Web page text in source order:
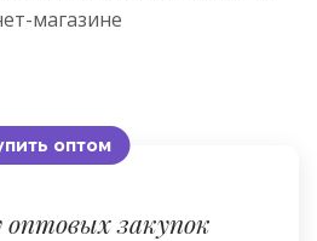
магазине
оптом
оптовых закупок